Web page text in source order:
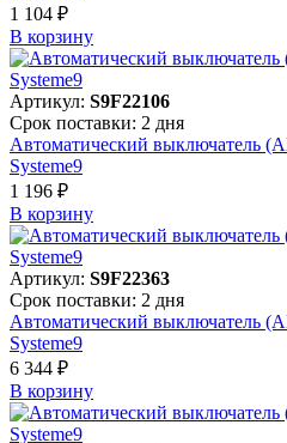
1 104 ₽
В корзинy
Артикул: S9F22106
Срок поставки: 2 дня
Автоматический выключатель
Systeme9
1 196 ₽
В корзинy
Артикул: S9F22363
Срок поставки: 2 дня
Автоматический выключатель
Systeme9
6 344 ₽
В корзинy